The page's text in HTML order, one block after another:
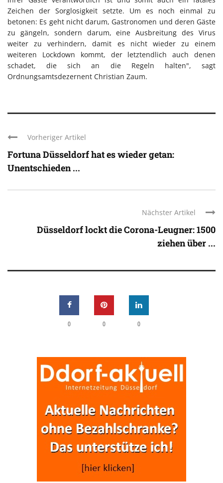
Zeichen der Sorglosigkeit setzte. Um es noch einmal zu
betonen: Es geht nicht darum, Gastronomen und deren Gäste
zu gängeln, sondern darum, eine Ausbreitung des Virus
weiter zu verhindern, damit es nicht wieder zu einem
weiteren Lockdown kommt, der letztendlich auch denen
schadet, die sich an die Regeln halten", sagt
Ordnungsamtsdezernent Christian Zaum.
Vorheriger Artikel
Fortuna Düsseldorf hat es wieder getan:
Unentschieden ...
Nächster Artikel
Düsseldorf lockt die Corona-Leugner: 1500
ziehen über ...
0 0 0